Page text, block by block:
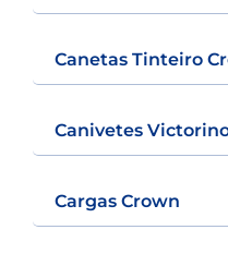
Canetas Tinteiro
Canivetes
Cargas Crown